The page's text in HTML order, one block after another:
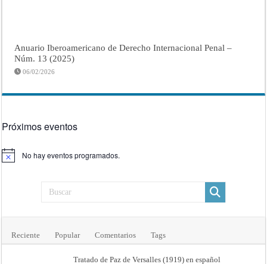
Anuario Iberoamericano de Derecho Internacional Penal –
Núm. 13 (2025)
06/02/2026
Próximos eventos
Aviso No hay eventos programados.
Reciente Popular Comentarios Tags
Tratado de Paz de Versalles (1919) en español